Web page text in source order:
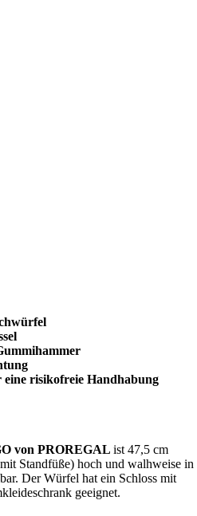
risikofreie Handhabung
von PROREGAL ist 47,5 cm
Standfüße) hoch und walhweise in
Der Würfel hat ein Schloss mit
geeignet.